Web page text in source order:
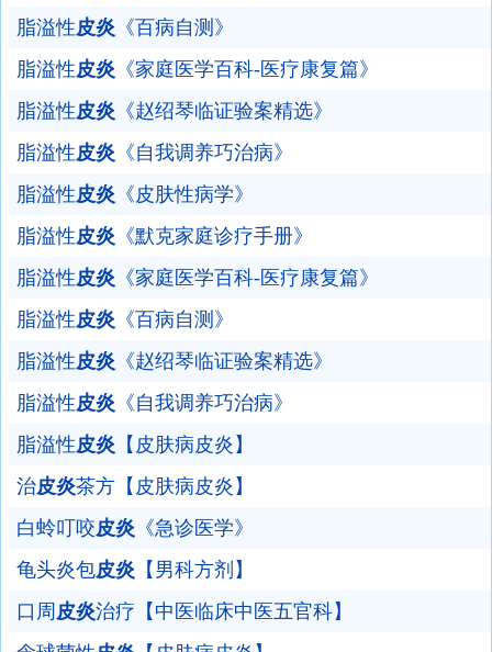
脂溢性皮炎 《百病自测》
脂溢性皮炎 《家庭医学百科-医疗康复篇》
脂溢性皮炎 《赵绍琴临证验案精选》
脂溢性皮炎 《自我调养巧治病》
脂溢性皮炎 《皮肤性病学》
脂溢性皮炎 《默克家庭诊疗手册》
脂溢性皮炎 《家庭医学百科-医疗康复篇》
脂溢性皮炎 《百病自测》
脂溢性皮炎 《赵绍琴临证验案精选》
脂溢性皮炎 《自我调养巧治病》
脂溢性皮炎 【皮肤病皮炎】
治皮炎茶方【皮肤病皮炎】
白蛉叮咬皮炎 《急诊医学》
龟头炎包皮炎 【男科方剂】
口周 皮炎治疗【中医临床中医五官科】